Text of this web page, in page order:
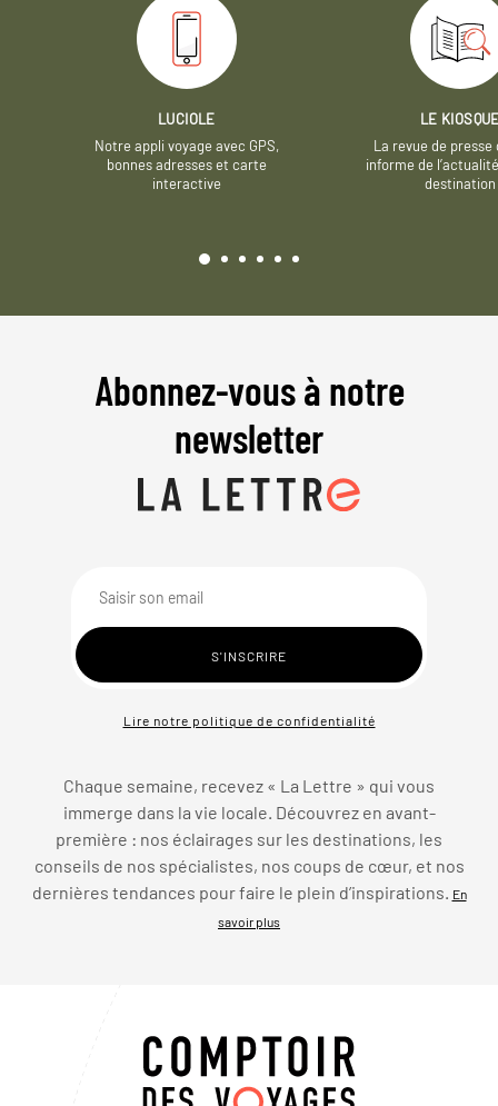
LUCIOLE
Notre appli voyage avec GPS,
bonnes adresses et carte
interactive
LE
La revue de presse
informe de
destination
Abonnez-vous à notre
newsletter
Lire notre politique de confidentialité
Chaque semaine, recevez « La Lettre » qui vous
immerge dans la vie locale. Découvrez en avant-
première : nos éclairages sur les destinations, les
conseils de nos spécialistes, nos coups de cœur, et nos
dernières tendances pour faire le plein d’inspirations. En
savoir plus